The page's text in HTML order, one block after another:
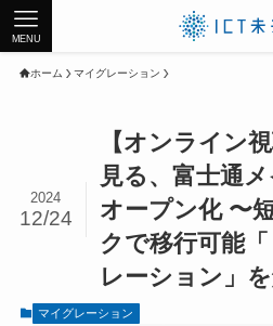
MENU
ホーム マイグレーション
【オンライン
見る、富士通
オープン化 〜
クで移行可能
レーション」
2024
12/24
マイグレーション